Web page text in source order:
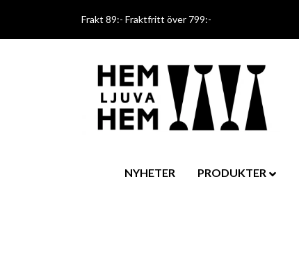
Frakt 89:- Fraktfritt över 799:-
NYHETER PRODUKTER